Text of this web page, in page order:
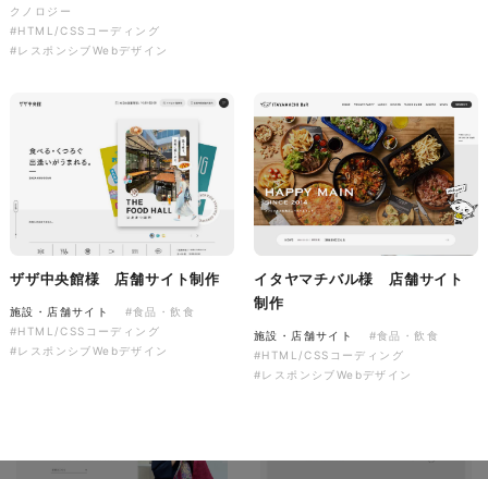
クノロジー
#HTML/CSSコーディング
#レスポンシブWebデザイン
ザザ中央館様 店舗サイト制作
施設・店舗サイト
#食品・飲食
#HTML/CSSコーディング
#レスポンシブWebデザイン
イタヤマチバル様 店舗サイト
制作
施設・店舗サイト
#食品・飲食
#HTML/CSSコーディング
#レスポンシブWebデザイン